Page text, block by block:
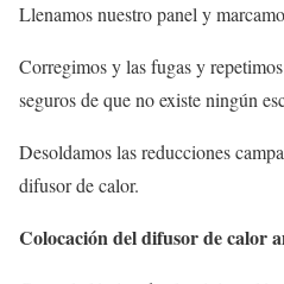
Llenamos nuestro panel y
Corregimos y las fugas y
seguros de que no existe ningún
Desoldamos las reducciones
difusor de calor.
Colocación del difusor de calor